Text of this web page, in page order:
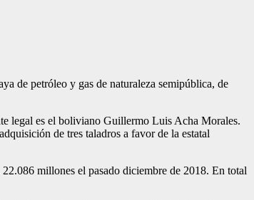
de petróleo y gas de naturaleza se­mipública, de
legal es el boliviano Guillermo Luis Acha Mo­rales.
de tres taladros a fa­vor de la estatal
millones el pa­sado diciembre de 2018. En total